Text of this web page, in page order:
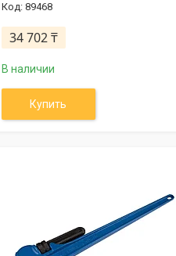
89468
34 702 ₸
В наличии
Купить